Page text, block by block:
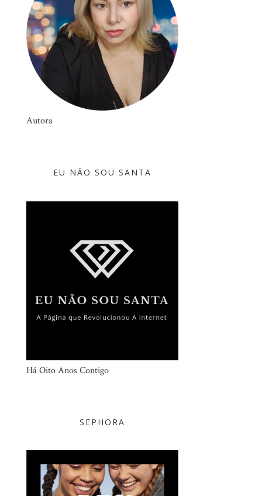
Autora
EU NÃO SOU SANTA
Há Oito Anos Contigo
SEPHORA